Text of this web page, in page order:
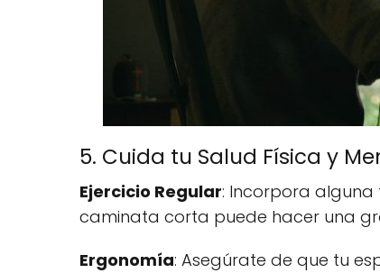
5. Cuida tu Salud Física y
Ejercicio Regular: Incorpora alguna
caminata corta puede hacer una
Ergonomía: Asegúrate de que tu